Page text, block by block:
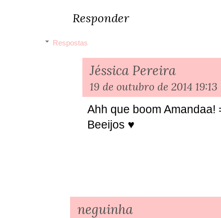
Responder
Respostas
Jéssica Pereira
19 de outubro de 2014 19:13
Ahh que boom Amandaa!
Beeijos ♥
neguinha